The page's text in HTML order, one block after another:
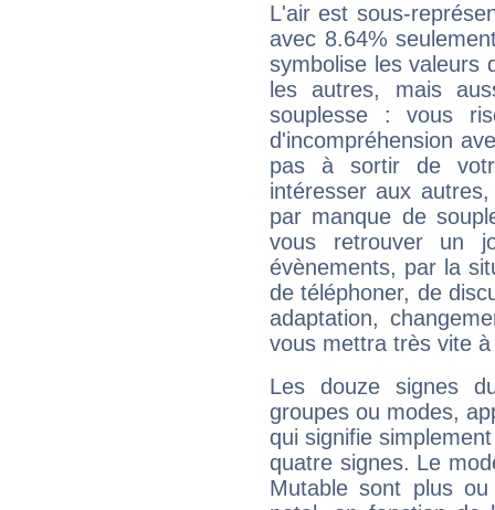
L'air est sous-
avec 8.64%
symbolise les valeurs
les autres, mais
souplesse : vous
d'incompréhension
pas à sortir de
intéresser aux
par manque de
vous retrouver un
évènements, par la
de téléphoner, de
adaptation,
vous mettra très vite
Les douze signes
groupes ou modes,
qui signifie
quatre signes. Le
Mutable sont plus